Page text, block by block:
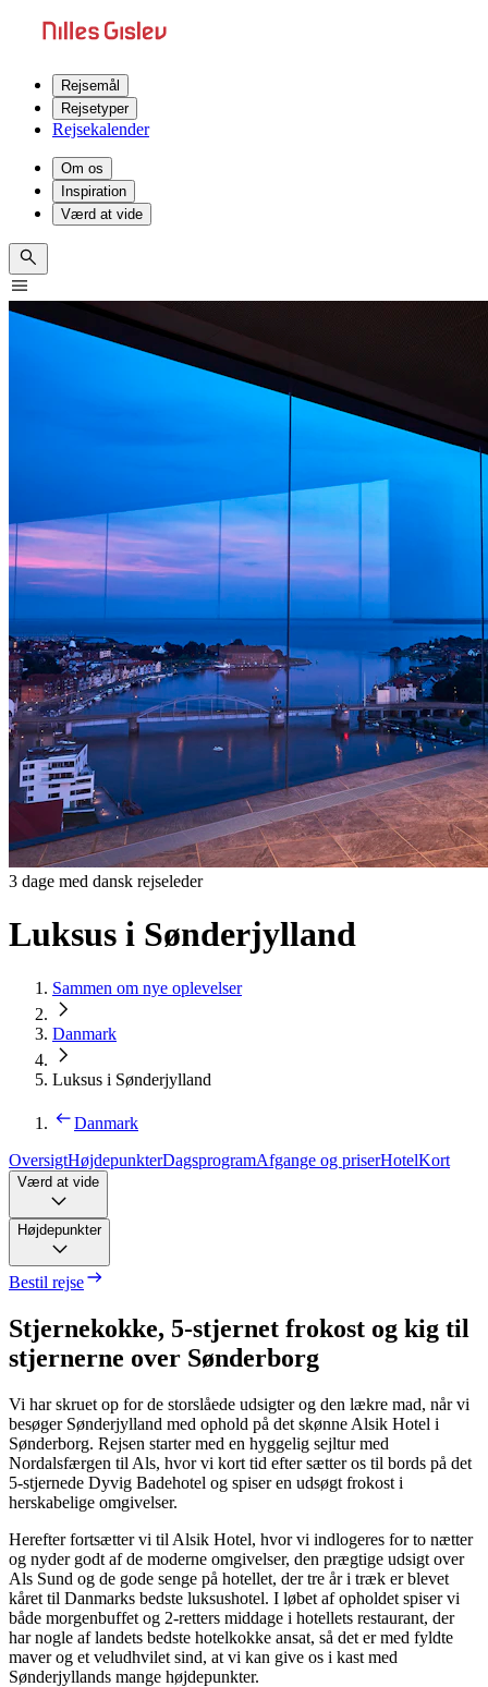
Rejsemål
Rejsetyper
Rejsekalender
Om os
Inspiration
Værd at vide
3 dage med dansk rejseleder
Luksus i Sønderjylland
Sammen om nye oplevelser
Danmark
Luksus i Sønderjylland
Danmark
OversigtHøjdepunkterDagsprogramAfgange og priserHotelKort
Værd at vide
Højdepunkter
Bestil rejse
Stjernekokke, 5-stjernet frokost og kig til
stjernerne over Sønderborg
Vi har skruet op for de storslåede udsigter og den lækre mad, når vi
besøger Sønderjylland med ophold på det skønne Alsik Hotel i
Sønderborg. Rejsen starter med en hyggelig sejltur med
Nordalsfærgen til Als, hvor vi kort tid efter sætter os til bords på det
5-stjernede Dyvig Badehotel og spiser en udsøgt frokost i
herskabelige omgivelser.
Herefter fortsætter vi til Alsik Hotel, hvor vi indlogeres for to nætter
og nyder godt af de moderne omgivelser, den prægtige udsigt over
Als Sund og de gode senge på hotellet, der tre år i træk er blevet
kåret til Danmarks bedste luksushotel. I løbet af opholdet spiser vi
både morgenbuffet og 2-retters middage i hotellets restaurant, der
har nogle af landets bedste hotelkokke ansat, så det er med fyldte
maver og et veludhvilet sind, at vi kan give os i kast med
Sønderjyllands mange højdepunkter.